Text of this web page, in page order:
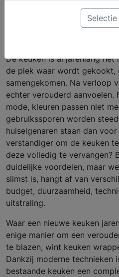
slimmer?
De keuken is al jarenlang
de plek waar wordt gekookt,
samengekomen. Na verloop
echter verouderd aanvoelen.
mode, kleuren passen niet
gebruikssporen worden
huiseigenaren staan dan
verstandiger om de keuken
deze volledig te vervangen?
duidelijke voordelen, maar
slimst is, hangt af van
budget, duurzaamheid,
uitstraling.
Waar een nieuwe keuken
enige manier om een
te blazen, wint keuken
Dankzij moderne technieken
bestaande keuken een